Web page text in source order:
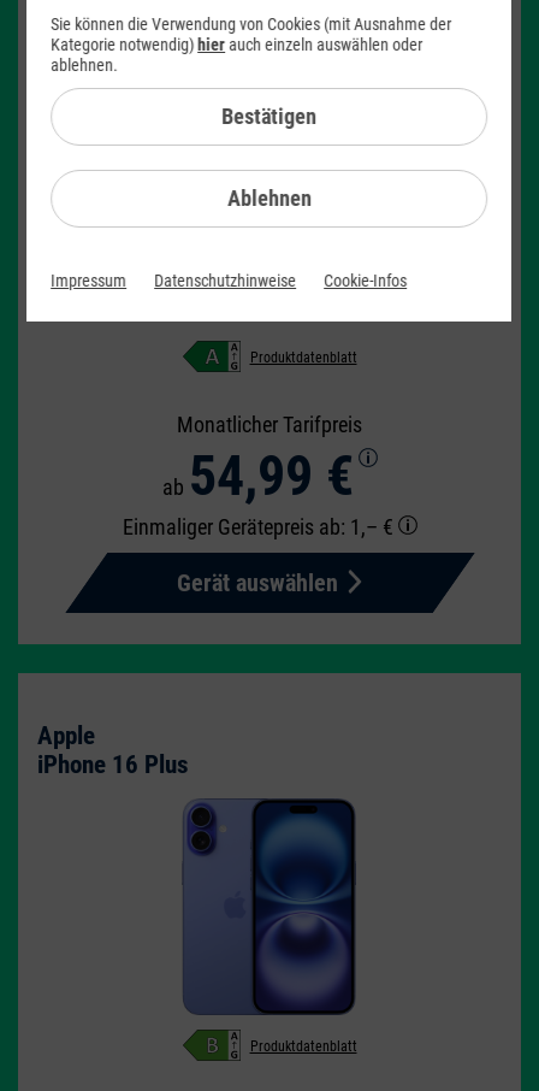
Apple
iPhone 17 Pro
Produktdatenblatt
Monatlicher Tarifpreis
ab 54,99 €
Einmaliger Gerätepreis ab: 1,– €
Gerät auswählen
Apple
iPhone 16 Plus
Produktdatenblatt
Ablehnen
Sie können die Verwendung von Cookies (mit Ausnahme der
Kategorie notwendig) hierauch einzeln auswählen oder
ablehnen.
Bestätigen
Impressum Datenschutzhinweise Cookie-Infos